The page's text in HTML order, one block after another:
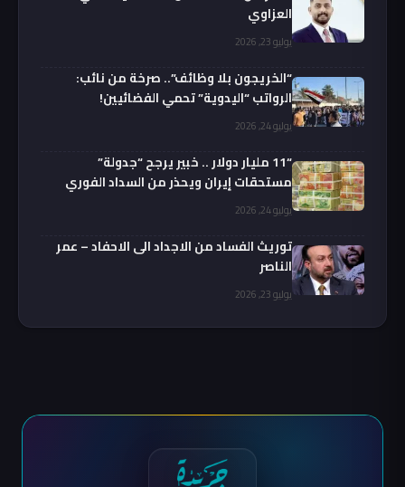
العزاوي
يوليو 23, 2026
“الخريجون بلا وظائف”.. صرخة من نائب:
الرواتب “اليدوية” تحمي الفضائيين!
يوليو 24, 2026
“11 مليار دولار .. خبير يرجح “جدولة”
مستحقات إيران ويحذر من السداد الفوري
يوليو 24, 2026
توريث الفساد من الاجداد الى الاحفاد – عمر
الناصر
يوليو 23, 2026